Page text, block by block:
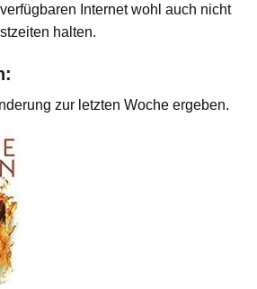
Internet wohl auch nicht
halten.
zur letzten Woche ergeben.